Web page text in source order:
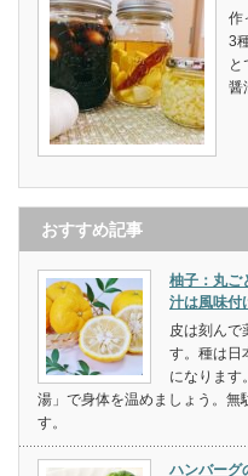
作
3
と
醤
おすすめ記事
柚子：丸ご
汁は風味付
皮は刻んで
す。種は日
になります
湯」で身体を温めましょう。無
す。
ハンバーグ